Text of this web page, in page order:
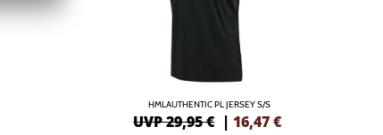
HMLAUTHENTIC PL JERSEY S/S
UVP 29,95 € |16,47€